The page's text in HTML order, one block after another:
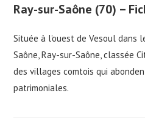
Ray-sur-Saône (70) –
Située à l’ouest de Vesoul
Saône, Ray-sur-Saône, classée
des villages comtois qui
patrimoniales.